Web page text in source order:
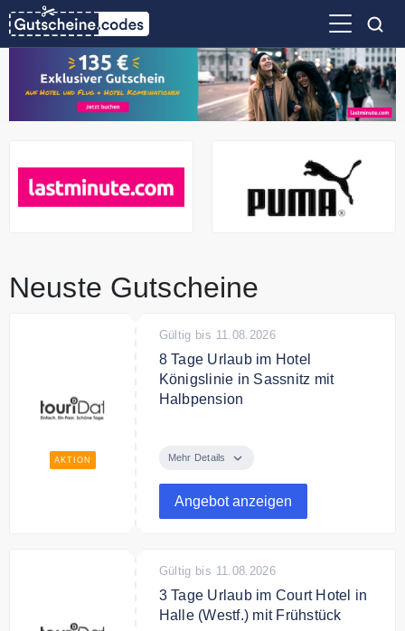
Neuste Gutscheine
AKTION
Gültig bis 11.08.2026
8 Tage Urlaub im Hotel
Königslinie in Sassnitz mit
Halbpension
Rügen/Ostsee – statt 1.486,00 €
jetzt 666,00 €.
Verfügbarkeit vorausgesetzt.
Keine Barauszahlung. Es gelten
die AGB von touriDat.
Mehr Details
Angebot anzeigen
Gültig bis 11.08.2026
3 Tage Urlaub im Court Hotel in
Halle (Westf.) mit Frühstück